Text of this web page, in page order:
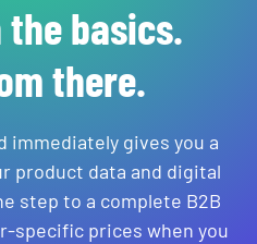
basics.
there.
immediately gives you a
product data and digital
step to a complete B2B
specific prices when you